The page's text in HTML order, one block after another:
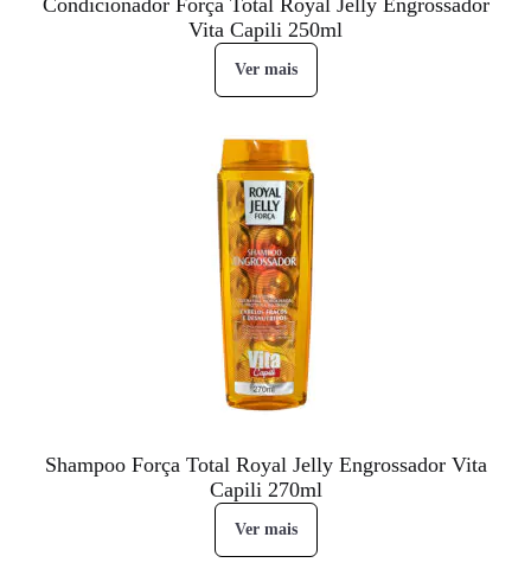
Condicionador Força Total Royal Jelly Engrossador
Vita Capili 250ml
Ver mais
Shampoo Força Total Royal Jelly Engrossador Vita
Capili 270ml
Ver mais